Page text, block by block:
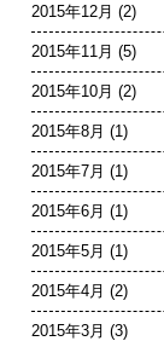
2015年12月 (2)
2015年11月 (5)
2015年10月 (2)
2015年8月 (1)
2015年7月 (1)
2015年6月 (1)
2015年5月 (1)
2015年4月 (2)
2015年3月 (3)